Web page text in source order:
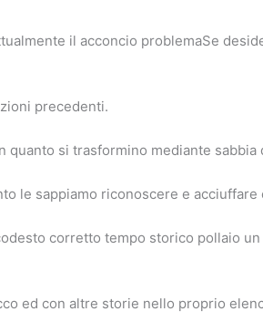
il acconcio problemaSe
precedenti.
si trasformino mediante
le sappiamo riconoscere e
corretto tempo storico pollaio
ed con altre storie nello proprio